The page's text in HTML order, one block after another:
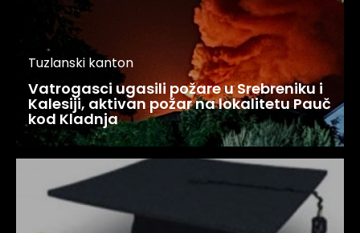
Tuzlanski kanton
Vatrogasci ugasili požare u Srebreniku i
Kalesiji, aktivan požar na lokalitetu Pauč
kod Kladnja